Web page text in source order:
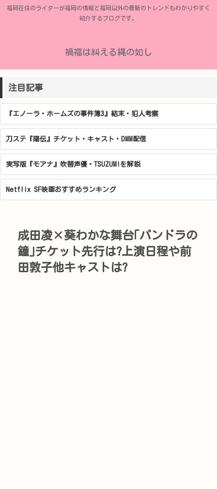
福岡在住のライターが福岡の情報と福岡以外の最新のトレンドもわかりやすく
紹介するブログです。
禍福は糾える縄の如し
注目記事
『エノーラ・ホームズの事件簿3』結末・犯人考察
刀ステ『陽伝』チケット・キャスト・DMM配信
実写版『モアナ』吹替声優・TSUZUMIを解説
Netflix SF映画おすすめランキング
成田凌×葵わかな舞台｢パンドラの
鐘｣チケット先行は?上演日程や前
田敦子他キャストは?